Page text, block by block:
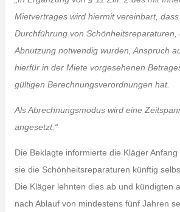
Mietvertrages wird hiermit vereinbart,
Durchführung von
Abnutzung notwendig wurden, Anspruch
hierfür in der Miete vorgesehenen
gültigen Berechnungsverordnungen hat.
Als Abrechnungsmodus wird eine
angesetzt.“
Die Beklagte informierte die Kläger
sie die Schönheitsreparaturen künftig
Die Kläger lehnten dies ab und kündigten
nach Ablauf von mindestens fünf Jahren